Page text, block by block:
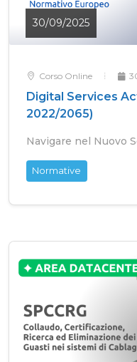
30/09/2025
Corso Online
Digital Services
2022/2065)
Navigare nel Nuovo
Normative